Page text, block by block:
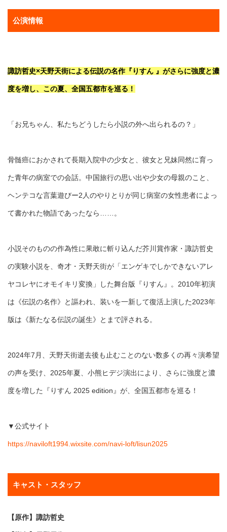
公演情報
諏訪哲史×天野天街による伝説の名作『りすん 』がさらに強度と濃
度を増し、この夏、全国五都市を巡る！
「お兄ちゃん、私たちどうしたら小説の外へ出られるの？」
骨髄癌におかされて長期入院中の少女と、彼女と兄妹同然に育っ
た青年の病室での会話。中国旅行の思い出や少女の母親のこと、
ヘンテコな言葉遊びー2人のやりとりが同じ病室の女性患者によっ
て書かれた物語であったなら……。
小説そのものの作為性に果敢に斬り込んだ芥川賞作家・諏訪哲史
の実験小説を、奇才・天野天街が「エンゲキでしかできないアレ
ヤコレヤにオモイキリ変換」した舞台版『りすん』。2010年初演
は《伝説の名作》と謳われ、装いを一新して復活上演した2023年
版は《新たなる伝説の誕生》とまで評される。
2024年7月、天野天街逝去後も止むことのない数多くの再々演希望
の声を受け、2025年夏、小熊ヒデジ演出により、さらに強度と濃
度を増した『りすん 2025 edition』が、全国五都市を巡る！
▼公式サイト
https://naviloft1994.wixsite.com/navi-loft/lisun2025
キャスト・スタッフ
【原作】諏訪哲史